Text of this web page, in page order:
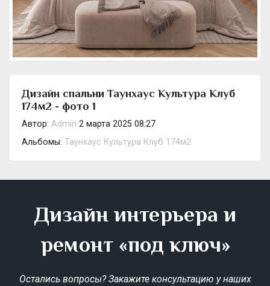
Дизайн спальни Таунхаус Культура Клуб
174м2 - фото 1
Автор: Admin 2 марта 2025 08:27
Альбомы: Таунхаус Культура Клуб 174м2
Дизайн интерьера и
ремонт «под ключ»
Остались вопросы? Закажите консультацию у наших